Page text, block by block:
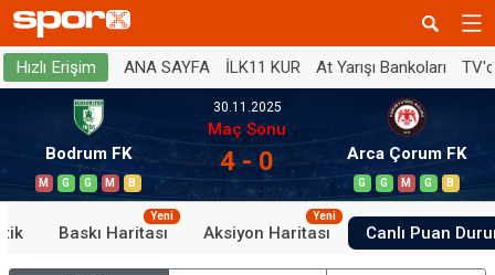
Hızlı Erişim ANA SAYFA İLK11 KUR At Yarışı Bankoları
Bodrum FK
M G G M B
30.11.2025
Maç Sonu
4 - 0 Arca Çorum FK
G G M G B
Baskı Haritası
Yeni
Aksiyon Haritası
Yeni
Canlı Puan